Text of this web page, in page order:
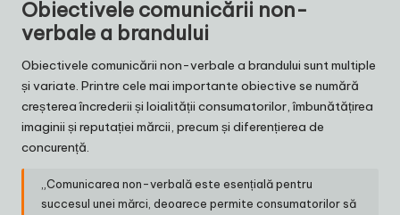
Obiectivele comunicării non-
verbale a brandului
Obiectivele comunicării non-verbale a brandului sunt multiple
și variate. Printre cele mai importante obiective se numără
creșterea încrederii și loialității consumatorilor, îmbunătățirea
imaginii și reputației mărcii, precum și diferențierea de
concurență.
„Comunicarea non-verbală este esențială pentru
succesul unei mărci, deoarece permite consumatorilor să